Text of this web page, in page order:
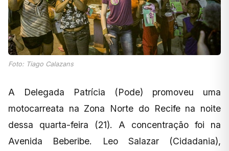
Foto: Tiago Calazans
A Delegada Patrícia (Pode) promoveu uma
motocarreata na Zona Norte do Recife na noite
dessa quarta-feira (21). A concentração foi na
Avenida Beberibe. Leo Salazar (Cidadania),